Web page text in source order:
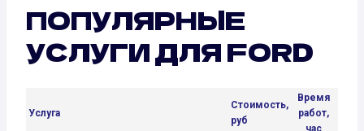
ПОПУЛЯРНЫЕ
УСЛУГИ ДЛЯ FORD
Услуга
Стоимость,
руб
Время
работ,
час